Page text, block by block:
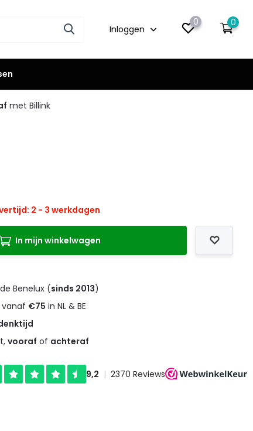
Inloggen
0 0
met Billink
2 - 3 werkdagen
In mijn winkelwagen
Benelux (sinds 2013)
vanaf €75 in NL & BE
vooraf of achteraf